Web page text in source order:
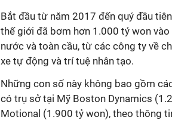
Bắt đầu từ năm 2017 đến quý đầu
thế giới đã bơm hơn 1.000 tỷ won
nước và toàn cầu, từ các công ty về
xe tự động và trí tuệ nhân tạo.
Những con số này không bao gồm
có trụ sở tại Mỹ Boston Dynamics
Motional (1.900 tỷ won), theo thông